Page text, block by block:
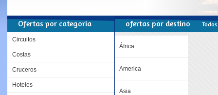
ofertas por categoria
Circuitos
Costas
Cruceros
Hoteles
ofertas por destino
África
America
Asia